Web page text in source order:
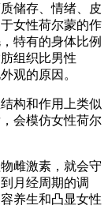
储存、情绪、皮
女性荷尔蒙的作
特有的身体比例
组织比男性
观的原因。
结构和作用上类似
会模仿女性荷尔
雌激素，就会守
月经周期的调
养生和凸显女性